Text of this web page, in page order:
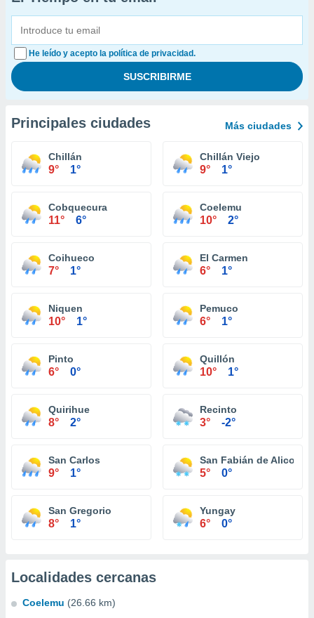
He leído y acepto la política de privacidad.
Principales ciudades Más ciudades
Chillán
9° 1°
Chillán Viejo
9° 1°
Cobquecura
11° 6°
Coelemu
10° 2°
Coihueco
7° 1°
El Carmen
6° 1°
Niquen
10° 1°
Pemuco
6° 1°
Pinto
6° 0°
Quillón
10° 1°
Quirihue
8° 2°
Recinto
3° -2°
San Carlos
9° 1°
San Fabián de Alico
5° 0°
San Gregorio
8° 1°
Yungay
6° 0°
Localidades cercanas
Coelemu (26.66 km)